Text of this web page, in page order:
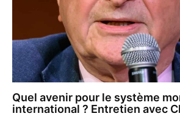
Quel avenir pour le système
international ? Entretien avec